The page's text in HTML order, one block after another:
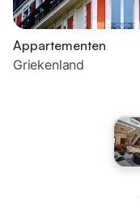
Appartementen
Griekenland